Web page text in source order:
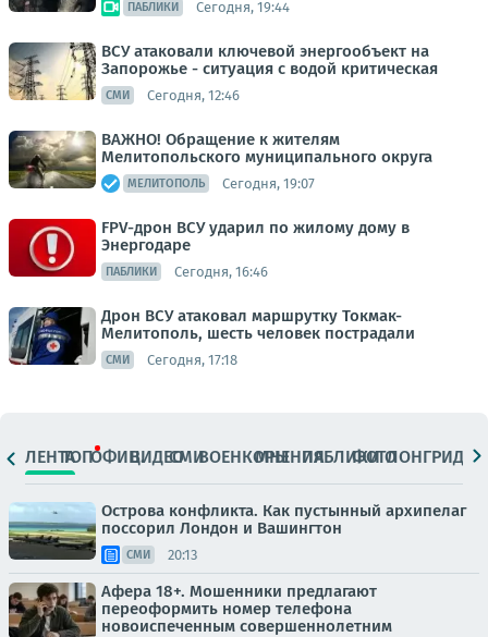
ПАБЛИКИ Сегодня, 19:44
ВСУ атаковали ключевой энергообъект на
Запорожье - ситуация с водой критическая
СМИ Сегодня, 12:46
ВАЖНО! Обращение к жителям
Мелитопольского муниципального округа
МЕЛИТОПОЛЬ Сегодня, 19:07
FPV-дрон ВСУ ударил по жилому дому в
Энергодаре
ПАБЛИКИ Сегодня, 16:46
Дрон ВСУ атаковал маршрутку Токмак-
Мелитополь, шесть человек пострадали
СМИ Сегодня, 17:18
ЛЕНТАТОПОФИЦ.ВИДЕОСМИВОЕНКОРЫМНЕНИЯПАБЛИКИ
ФОТОЛОНГРИДЫ
Острова конфликта. Как пустынный архипелаг
поссорил Лондон и Вашингтон
СМИ 20:13
Афера 18+. Мошенники предлагают
переоформить номер телефона
новоиспеченным совершеннолетним